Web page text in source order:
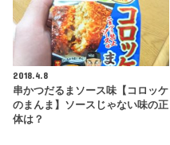
2018.4.8
串かつだるまソース味【コロッケ
のまんま】ソースじゃない味の正
体は？